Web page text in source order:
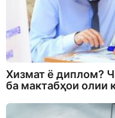
Хизмат ё диплом?
ба мактабҳои олии